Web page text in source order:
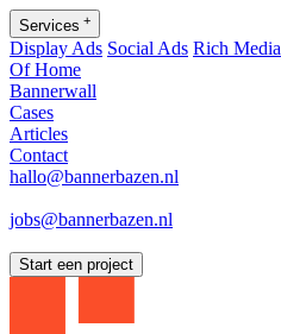
Services +
Display Ads Social Ads Rich Media
Of Home
Bannerwall
Cases
Articles
Contact
hallo@bannerbazen.nl
jobs@bannerbazen.nl
Start een project